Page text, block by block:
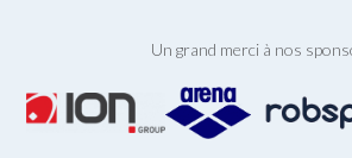
Un grand merci à nos